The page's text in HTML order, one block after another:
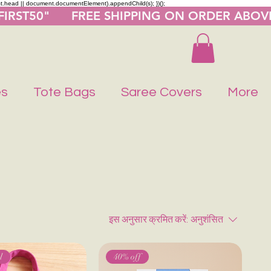
|| document.documentElement).appendChild(s); })();
FREE SHIPPING ON ORDER
Tote Bags Saree Covers More
इस अनुसार क्रमित करें: अनुशंसित
40% off